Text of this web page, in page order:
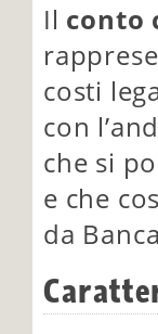
Il conto
costi
con
che si
e che
da